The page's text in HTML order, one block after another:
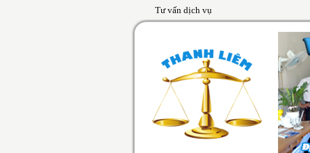
Tư vấn dịch vụ